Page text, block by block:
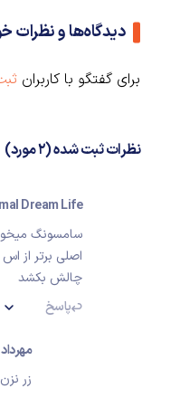
دیدگاه‌ها و نظرات
برای گفتگو با کاربران
نظرات ثبت شده (2 مورد)
Dream Life
سامسونگ
چالش بکشد
پاسخ
زر